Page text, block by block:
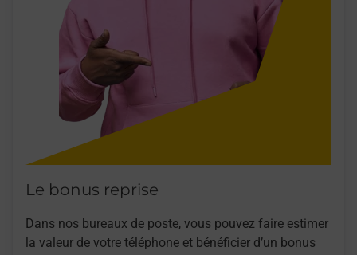
Le bonus reprise
Dans nos bureaux de poste, vous pouvez faire estimer
la valeur de votre téléphone et bénéficier d’un bonus